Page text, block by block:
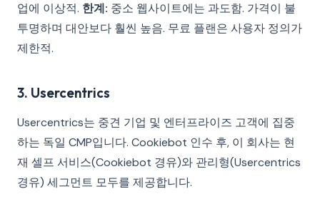
업에 이상적. 한계: 중소 웹사이트에는 과도함. 가격이 불
투명하며 대안보다 훨씬 높음. 무료 플랜은 사용자 정의가
제한적.
3. Usercentrics
Usercentrics는 중견 기업 및 엔터프라이즈 고객에 집중
하는 독일 CMP입니다. Cookiebot 인수 후, 이 회사는 현
재 셀프 서비스(Cookiebot 경유)와 관리형(Usercentrics
경유) 세그먼트 모두를 제공합니다.